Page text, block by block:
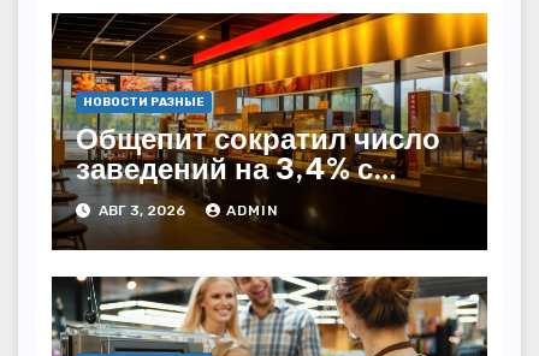
НОВОСТИ РАЗНЫЕ
Общепит сократил число
заведений на 3,4% с
начала года — INFOLine
АВГ 3, 2026 ADMIN